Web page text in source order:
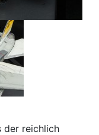
der reichlich